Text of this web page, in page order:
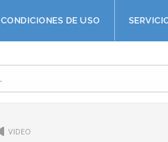
CONDICIONES DE USO
VIDEO